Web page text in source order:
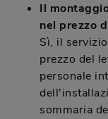
Il
nel prezzo
Sì, il
prezzo del
personale
sommaria